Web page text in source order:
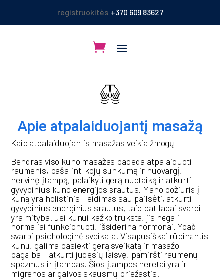
registruokitės +370 609 83627
Apie atpalaiduojantį masažą
Kaip atpalaiduojantis masažas veikia žmogų
Bendras viso kūno masažas padeda atpalaiduoti
raumenis, pašalinti kojų sunkumą ir nuovargį,
nervinę įtampą, palaikyti gerą nuotaiką ir atkurti
gyvybinius kūno energijos srautus. Mano požiūris į
kūną yra holistinis- leidimas sau pailsėti, atkurti
gyvybinius energinius srautus, taip pat labai svarbi
yra mityba. Jei kūnui kažko trūksta, jis negali
normaliai funkcionuoti, išsiderina hormonai. Ypač
svarbi psichologinė sveikata. Visapusiškai rūpinantis
kūnu, galima pasiekti gerą sveikatą ir masažo
pagalba – atkurti judesių laisvę, pamiršti raumenų
spazmus ir įtampas. Šios įtampos neretai yra ir
migrenos ar galvos skausmų priežastis.